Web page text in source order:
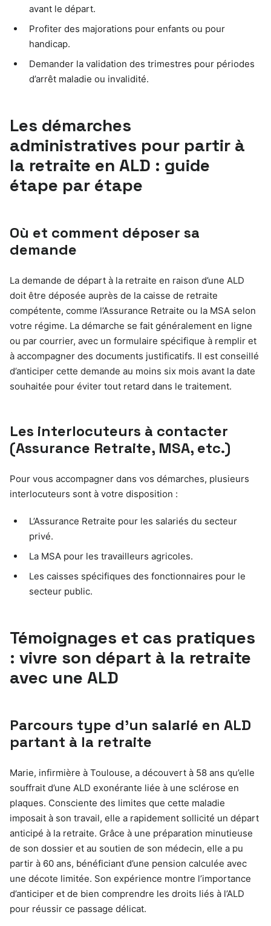
avant le départ.
Profiter des majorations pour enfants ou pour
handicap.
Demander la validation des trimestres pour périodes
d’arrêt maladie ou invalidité.
Les démarches
administratives pour partir à
la retraite en ALD : guide
étape par étape
Où et comment déposer sa
demande
La demande de départ à la retraite en raison d’une ALD
doit être déposée auprès de la caisse de retraite
compétente, comme l’Assurance Retraite ou la MSA selon
votre régime. La démarche se fait généralement en ligne
ou par courrier, avec un formulaire spécifique à remplir et
à accompagner des documents justificatifs. Il est conseillé
d’anticiper cette demande au moins six mois avant la date
souhaitée pour éviter tout retard dans le traitement.
Les interlocuteurs à contacter
(Assurance Retraite, MSA, etc.)
Pour vous accompagner dans vos démarches, plusieurs
interlocuteurs sont à votre disposition :
L’Assurance Retraite pour les salariés du secteur
privé.
La MSA pour les travailleurs agricoles.
Les caisses spécifiques des fonctionnaires pour le
secteur public.
Témoignages et cas pratiques
: vivre son départ à la retraite
avec une ALD
Parcours type d’un salarié en ALD
partant à la retraite
Marie, infirmière à Toulouse, a découvert à 58 ans qu’elle
souffrait d’une ALD exonérante liée à une sclérose en
plaques. Consciente des limites que cette maladie
imposait à son travail, elle a rapidement sollicité un départ
anticipé à la retraite. Grâce à une préparation minutieuse
de son dossier et au soutien de son médecin, elle a pu
partir à 60 ans, bénéficiant d’une pension calculée avec
une décote limitée. Son expérience montre l’importance
d’anticiper et de bien comprendre les droits liés à l’ALD
pour réussir ce passage délicat.